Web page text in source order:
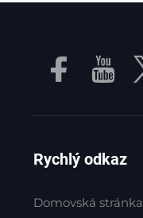
Rychlý odkaz
Domovská stránka